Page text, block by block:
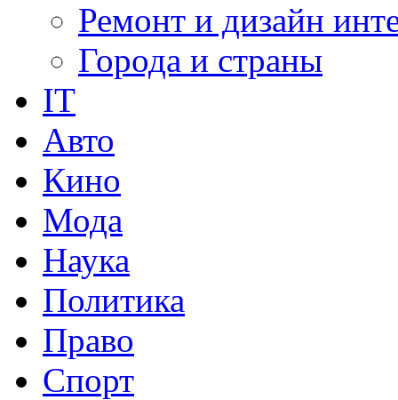
Ремонт и дизайн
Города и страны
IT
Авто
Кино
Мода
Наука
Политика
Право
Спорт